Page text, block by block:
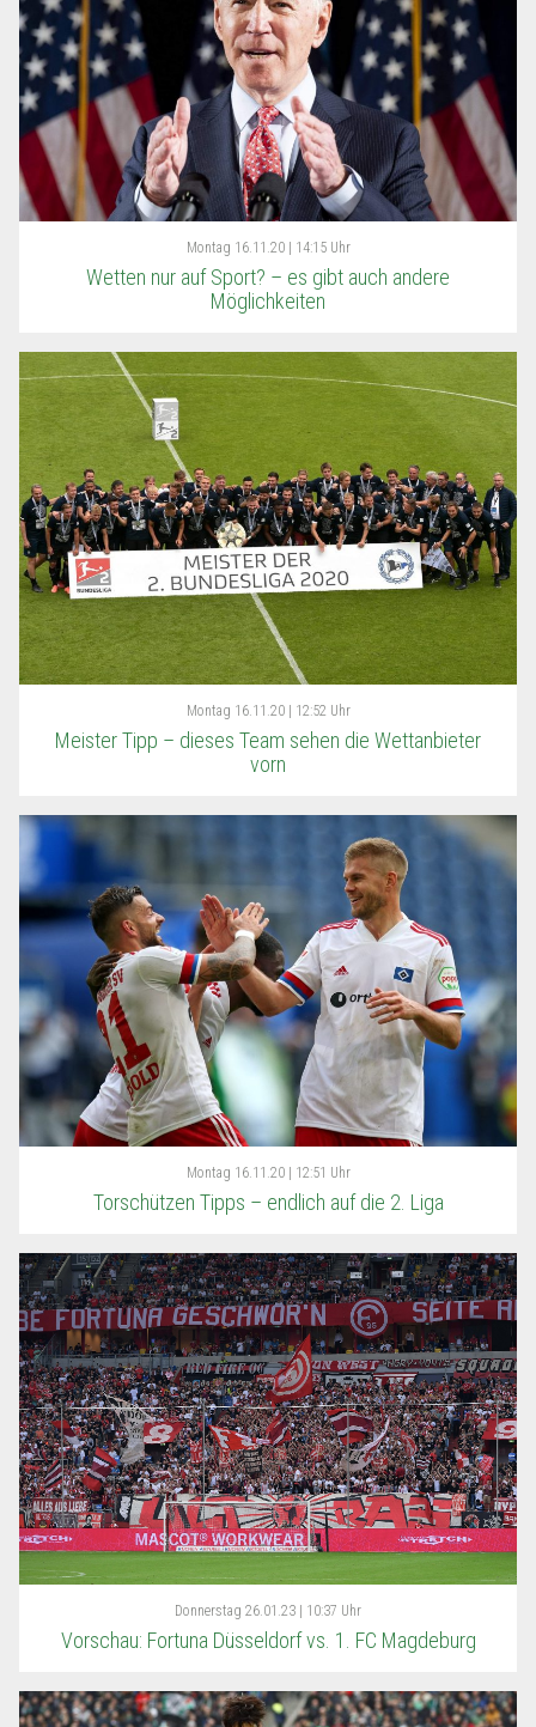
Montag 16.11.20 | 14:15 Uhr
Wetten nur auf Sport? – es gibt auch andere
Möglichkeiten
Montag 16.11.20 | 12:52 Uhr
Meister Tipp – dieses Team sehen die Wettanbieter
vorn
Montag 16.11.20 | 12:51 Uhr
Torschützen Tipps – endlich auf die 2. Liga
Donnerstag 26.01.23 | 10:37 Uhr
Vorschau: Fortuna Düsseldorf vs. 1. FC Magdeburg